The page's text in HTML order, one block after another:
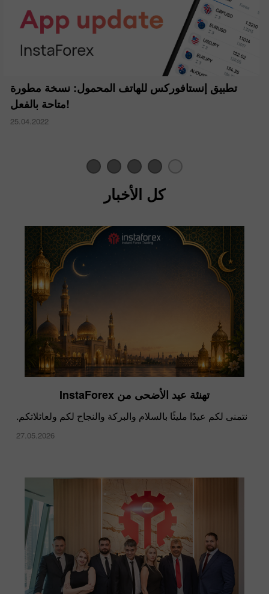
تطبيق إنستافوركس للهاتف المحمول: نسخة مطورة
متاحة بالفعل!
25.04.2022
كل الأخبار
تهنئة عيد الأضحى من InstaForex
نتمنى لكم عيدًا مليئًا بالسلام والبركة والنجاح لكم ولعائلاتكم.
27.05.2026